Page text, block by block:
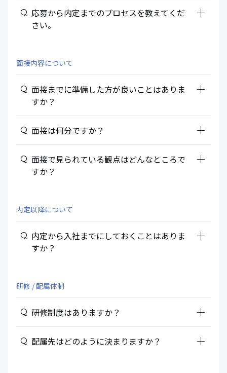
応募から内定までのプロセスを教えてくだ
さい。
add_2
面接内容について
面接までに準備した方が良いことはありま
すか？
add_2
面接は何分ですか？ add_2
面接で見られている観点はどんなところで
すか？
add_2
内定以降について
内定から入社までにしておくことはありま
すか？
add_2
研修 / 配属体制
研修制度はありますか？ add_2
配属先はどのように決まりますか？ add_2